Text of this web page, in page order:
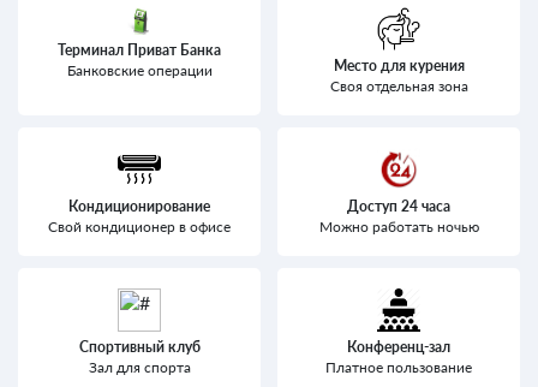
Терминал Приват Банка
Банковские операции
Место для курения
Своя отдельная зона
Кондиционирование
Свой кондиционер в офисе
Доступ 24 часа
Можно работать ночью
Спортивный клуб
Зал для спорта
Конференц-зал
Платное пользование